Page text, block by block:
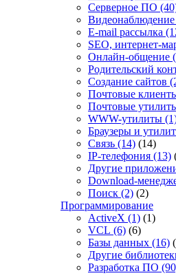
Серверное ПО
Видеонаблюдение
E-mail рассылка
SEO, интернет-
Онлайн-общение
Родительский
Создание сайтов
Почтовые
Почтовые
WWW-утилиты
Браузеры и
Связь (14) (14)
IP-телефония (13)
Другие
Download-
Поиск (2) (2)
Программирование
ActiveX (1) (1)
VCL (6) (6)
Базы данных (16)
Другие
Разработка ПО